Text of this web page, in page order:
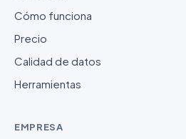
Cómo funciona
Precio
Calidad de datos
Herramientas
EMPRESA